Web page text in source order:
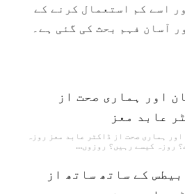
اسے کم استعمال کرنے کے
آسان فہم بحث کی گئی ہے۔
اور ہماری صحت از
عابد معز
اور ہماری صحت از ڈاکٹر عابد معز روزہ
روزہ کیسے رہیں؟ روزوں…
بیطس کے ساتھ ساتھ از